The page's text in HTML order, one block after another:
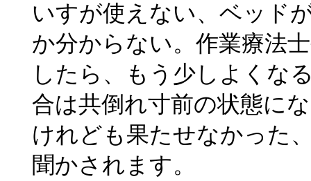
いすが使えない、ベッド
か分からない。作業療法
したら、もう少しよくな
合は共倒れ寸前の状態に
けれども果たせなかった
聞かされます。